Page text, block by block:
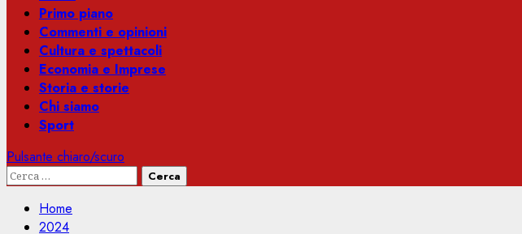
principalePrimo piano
Commenti e opinioni
Cultura e spettacoli
Economia e Imprese
Storia e storie
Chi siamo
Sport
Pulsante chiaro/scuro
Ricerca
Home
2024